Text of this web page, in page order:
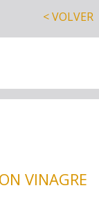
< VOLVER
VINAGRE